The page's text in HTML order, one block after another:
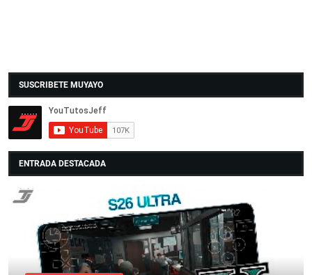
SUSCRIBETE MUYAYO
ENTRADA DESTACADA